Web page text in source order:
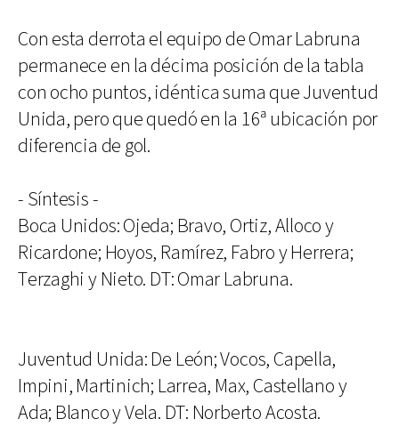
Con esta derrota el equipo de Omar Labruna
permanece en la décima posición de la tabla
con ocho puntos, idéntica suma que Juventud
Unida, pero que quedó en la 16ª ubicación por
diferencia de gol.
- Síntesis -
Boca Unidos: Ojeda; Bravo, Ortiz, Alloco y
Ricardone; Hoyos, Ramírez, Fabro y Herrera;
Terzaghi y Nieto. DT: Omar Labruna.
Juventud Unida: De León; Vocos, Capella,
Impini, Martinich; Larrea, Max, Castellano y
Ada; Blanco y Vela. DT: Norberto Acosta.